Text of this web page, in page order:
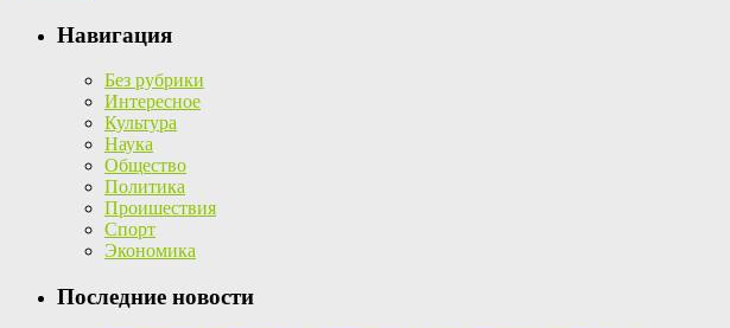
Навигация
Без рубрики
Интересное
Культура
Наука
Общество
Политика
Проишествия
Спорт
Экономика
Последние новости